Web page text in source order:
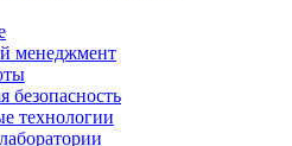
менеджмент
технологии